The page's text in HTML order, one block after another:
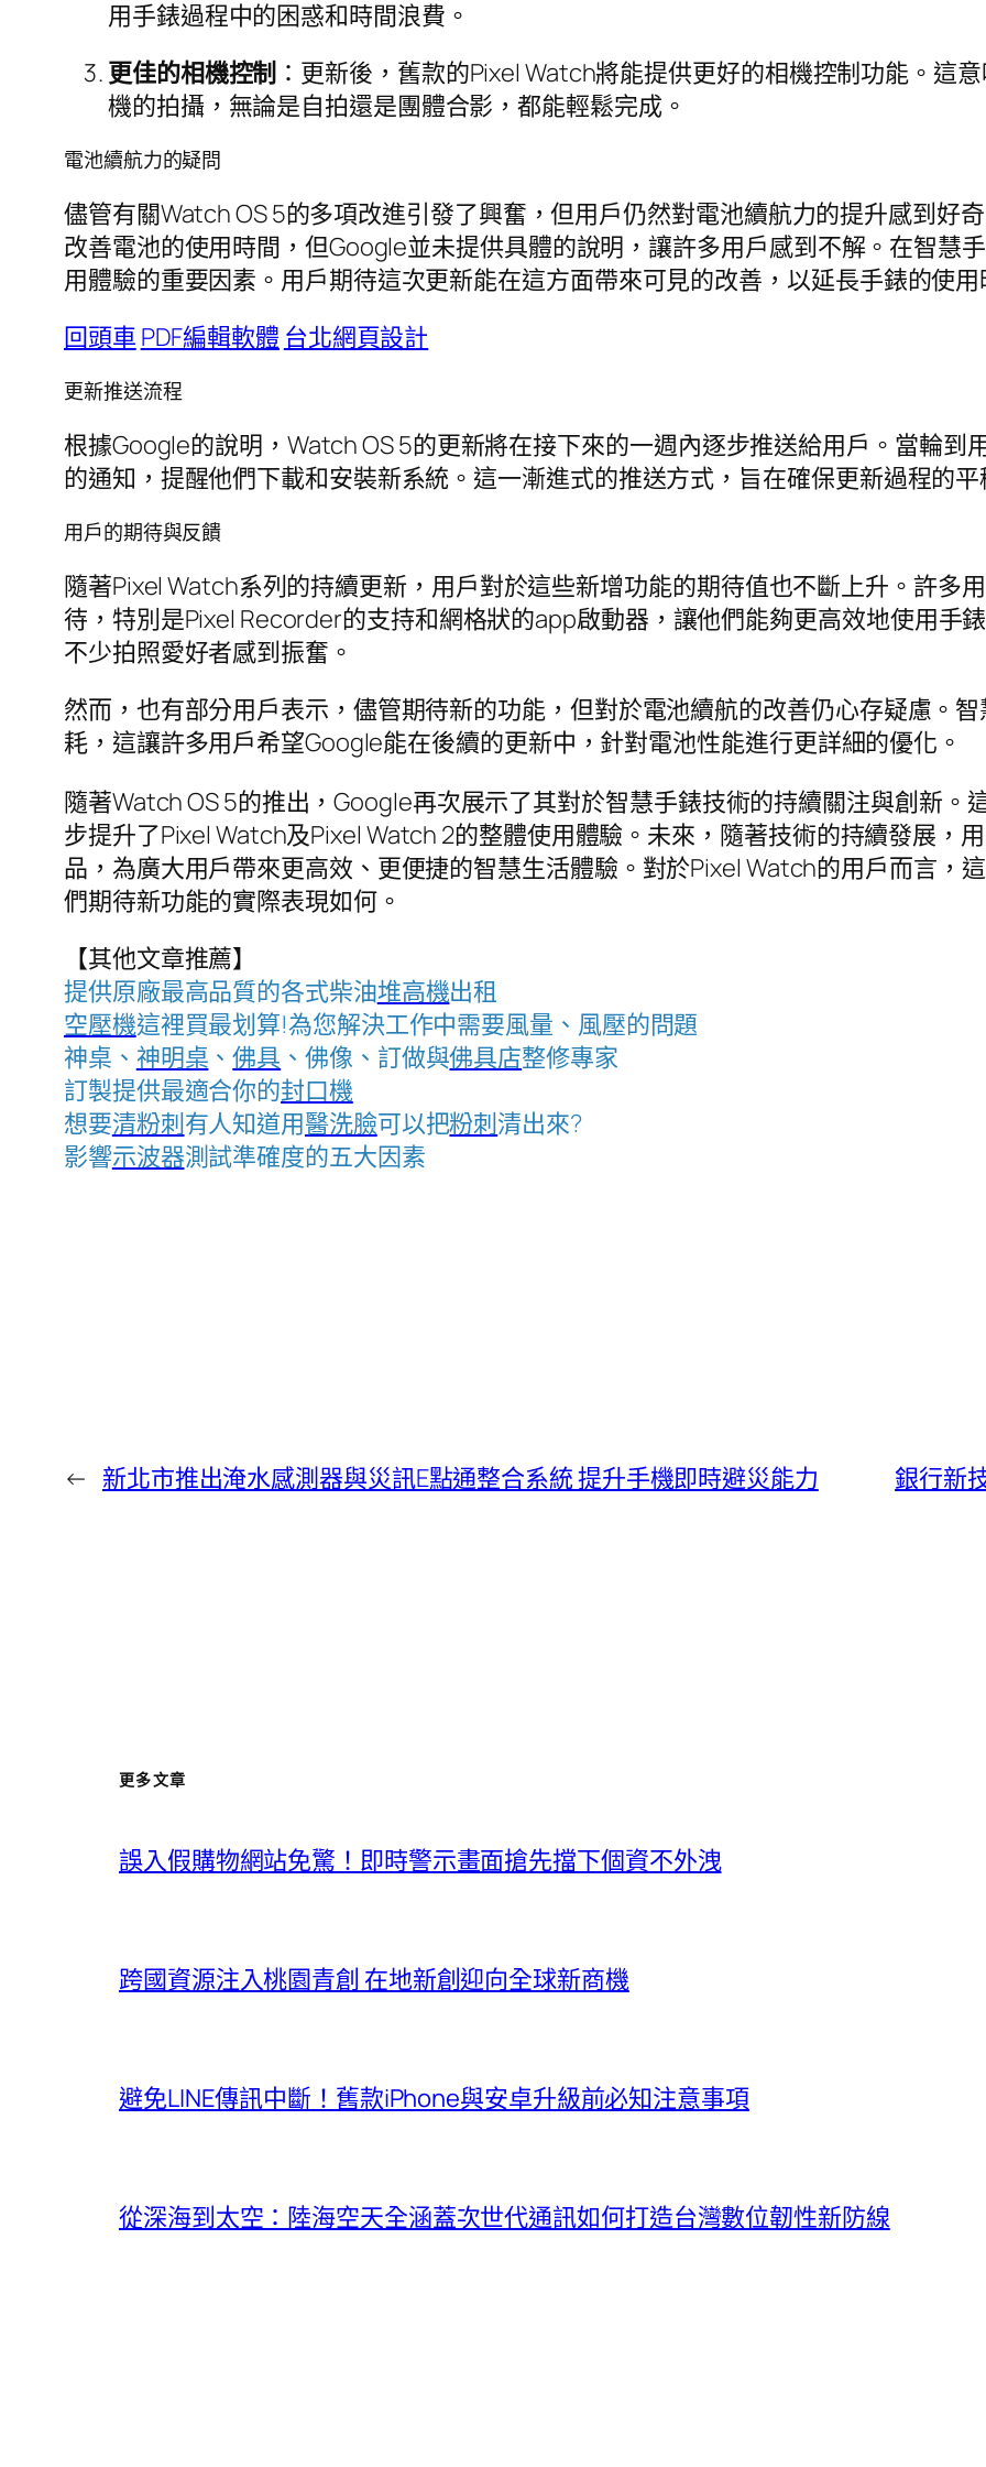
用手錶過程中的困惑和時間浪費。
更佳的相機控制 ：更新後，舊款的Pixel Watch將能提供更好的相機控制功能。這
機的拍攝，無論是自拍還是團體合影，都能輕鬆完成。
電池續航力的疑問
儘管有關Watch OS 5的多項改進引發了興奮，但用戶仍然對電池續航力的提升感到好
改善電池的使用時間，但Google並未提供具體的說明，讓許多用戶感到不解。在智慧
用體驗的重要因素。用戶期待這次更新能在這方面帶來可見的改善，以延長手錶的使
回頭車 PDF編輯軟體 台北網頁設計
更新推送流程
根據Google的說明，Watch OS 5的更新將在接下來的一週內逐步推送給用戶。當輪到
的通知，提醒他們下載和安裝新系統。這一漸進式的推送方式，旨在確保更新過程的
用戶的期待與反饋
隨著Pixel Watch系列的持續更新，用戶對於這些新增功能的期待值也不斷上升。許多
待，特別是Pixel Recorder的支持和網格狀的app啟動器，讓他們能夠更高效地使用手
不少拍照愛好者感到振奮。
然而，也有部分用戶表示，儘管期待新的功能，但對於電池續航的改善仍心存疑慮。
耗，這讓許多用戶希望Google能在後續的更新中，針對電池性能進行更詳細的優化。
隨著Watch OS 5的推出，Google再次展示了其對於智慧手錶技術的持續關注與創新。
步提升了Pixel Watch及Pixel Watch 2的整體使用體驗。未來，隨著技術的持續發展，
品，為廣大用戶帶來更高效、更便捷的智慧生活體驗。對於Pixel Watch的用戶而言，
們期待新功能的實際表現如何。
【其他文章推薦】
提供原廠最高品質的各式柴油堆高機出租
空壓機這裡買最划算!為您解決工作中需要風量、風壓的問題
神桌、 神明桌 、佛具 、佛像、訂做與佛具店整修專家
訂製提供最適合你的封口機
想要清粉刺有人知道用醫洗臉可以把粉刺清出來?
影響示波器測試準確度的五大因素
← 新北市推出淹水感測器與災訊E點通整合系統 提升手機即時避災能力 銀行新
更多文章
誤入假購物網站免驚！即時警示畫面搶先擋下個資不外洩
跨國資源注入桃園青創 在地新創迎向全球新商機
避免LINE傳訊中斷！舊款iPhone與安卓升級前必知注意事項
從深海到太空：陸海空天全涵蓋次世代通訊如何打造台灣數位韌性新防線